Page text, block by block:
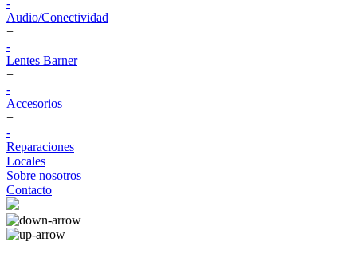
-
Audio/Conectividad
+
-
Lentes Barner
+
-
Accesorios
+
-
Reparaciones
Locales
Sobre nosotros
Contacto